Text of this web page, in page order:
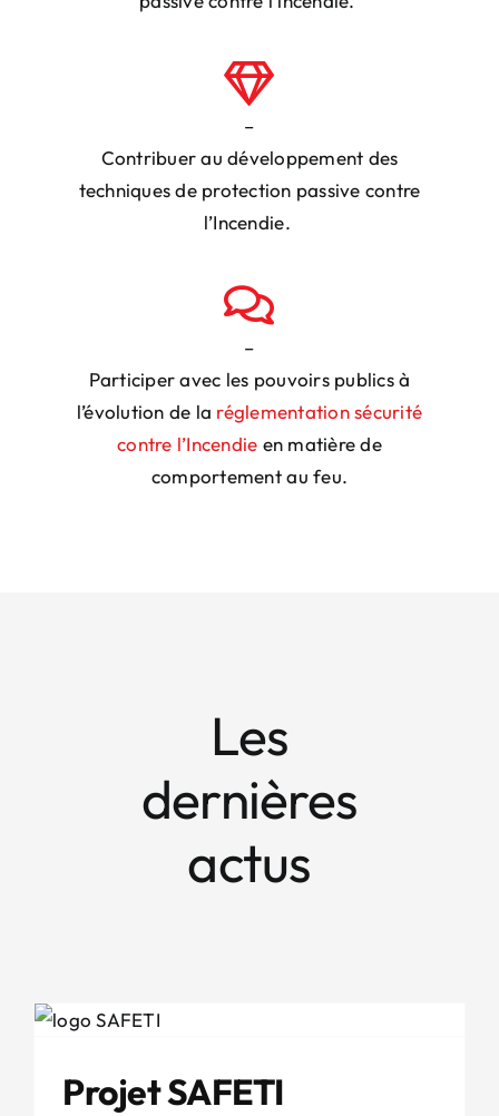
–
Contribuer au développement des
techniquesde protection passive contre
l’Incendie.
–
Participer avec les pouvoirs publicsà
l’évolution de la réglementation sécurité
contre l’Incendie en matière de
comportement au feu.
Les
dernières
actus
Projet SAFETI